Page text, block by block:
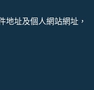
地址及個人網站網址，